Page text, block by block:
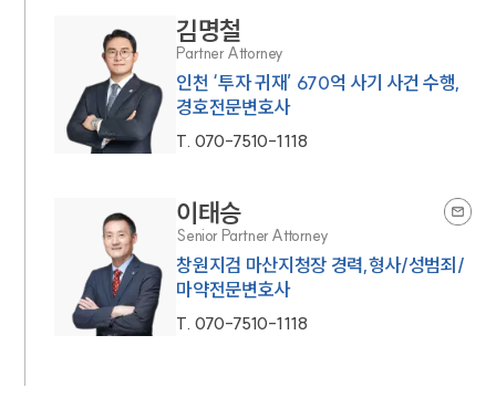
김명철
Partner Attorney
인천 ‘투자 귀재’ 670억 사기 사건 수행,
경호전문변호사
T. 070-7510-1118
이태승
Senior Partner Attorney
창원지검 마산지청장 경력,형사/성범죄/
마약전문변호사
T. 070-7510-1118